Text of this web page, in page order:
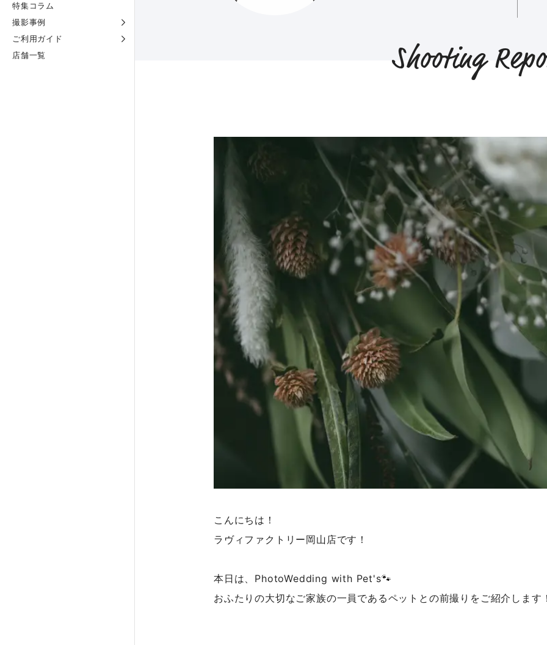
特集コラム
撮影事例
ご利用ガイド
店舗一覧
Shooting
こんにちは！
ラヴィファクトリー岡山店です！
本日は、PhotoWedding with Pet's🐾
おふたりの大切なご家族の一員であるペットとの前撮りをご紹介します